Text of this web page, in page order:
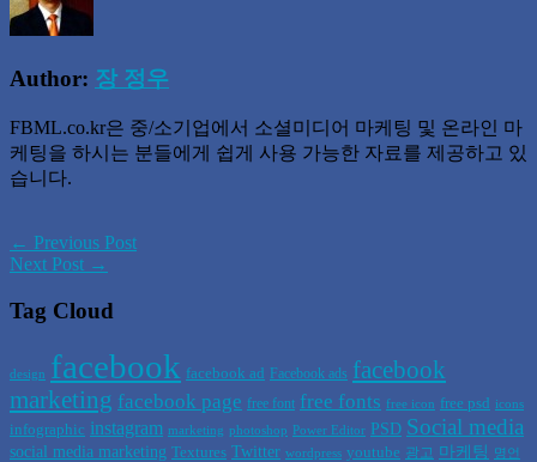
Author: 장 정우
FBML.co.kr은 중/소기업에서 소셜미디어 마케팅 및 온라인 마
케팅을 하시는 분들에게 쉽게 사용 가능한 자료를 제공하고 있
습니다.
← Previous Post
Next Post →
Tag Cloud
design facebook facebook ad Facebook ads facebook
marketing facebook page free font free fonts free icon free psd icons
infographic instagram marketing photoshop Power Editor PSD Social media
social media marketing Textures Twitter wordpress youtube 광고 마케팅 명언